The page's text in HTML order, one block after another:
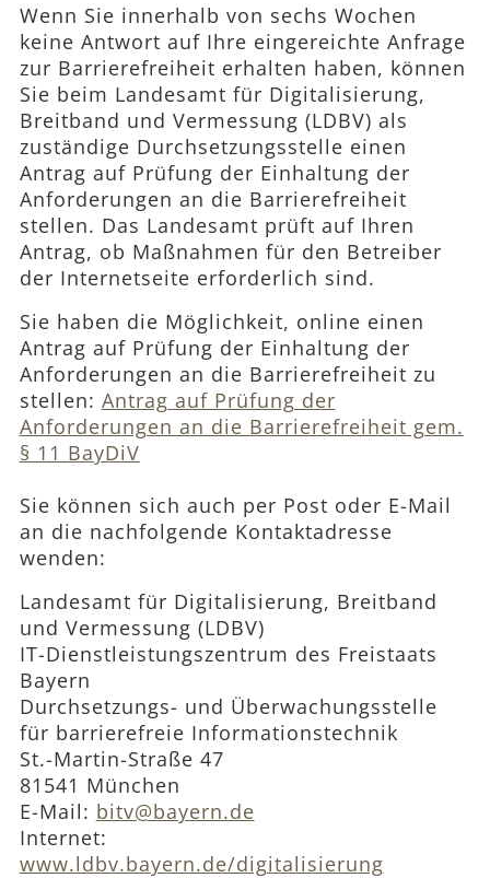
Wenn Sie innerhalb von sechs Wochen
keine Antwort auf Ihre eingereichte Anfrage
zur Barrierefreiheit erhalten haben, können
Sie beim Landesamt für Digitalisierung,
Breitband und Vermessung (LDBV) als
zuständige Durchsetzungsstelle einen
Antrag auf Prüfung der Einhaltung der
Anforderungen an die Barrierefreiheit
stellen. Das Landesamt prüft auf Ihren
Antrag, ob Maßnahmen für den Betreiber
der Internetseite erforderlich sind.
Sie haben die Möglichkeit, online einen
Antrag auf Prüfung der Einhaltung der
Anforderungen an die Barrierefreiheit zu
stellen: Antrag auf Prüfung der
Anforderungen an die Barrierefreiheit gem.
§ 11 BayDiV
Sie können sich auch per Post oder E-Mail
an die nachfolgende Kontaktadresse
wenden:
Landesamt für Digitalisierung, Breitband
und Vermessung (LDBV)
IT-Dienstleistungszentrum des Freistaats
Bayern
Durchsetzungs- und Überwachungsstelle
für barrierefreie Informationstechnik
St.-Martin-Straße 47
81541 München
E-Mail: bitv@bayern.de
Internet:
www.ldbv.bayern.de/digitalisierung